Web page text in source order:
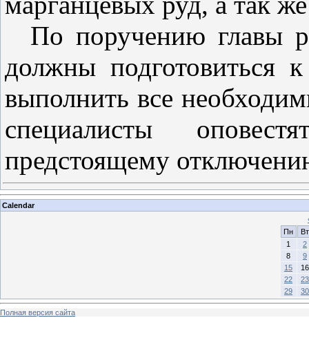
По поручению главы
должны подготовиться
выполнить все
специалисты
предстоящему
Calendar
Пн
Вт
1
2
8
9
15
16
22
23
29
30
Полная версия сайта